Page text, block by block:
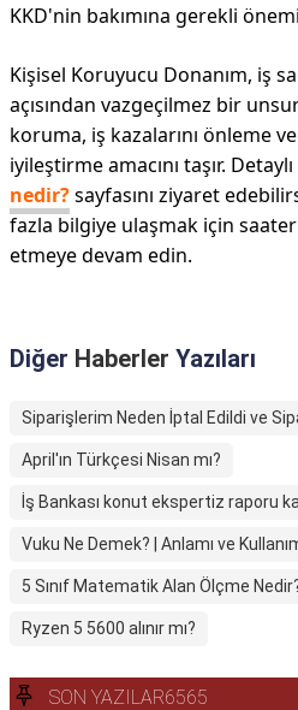
KKD'nin bakımına gerekli
Kişisel Koruyucu Donanım, iş
açısından vazgeçilmez bir
koruma, iş kazalarını önleme
iyileştirme amacını taşır.
nedir?sayfasını ziyaret
fazla bilgiye ulaşmak için
etmeye devam edin.
Diğer Haberler Yazıları
Siparişlerim Neden İptal Edildi ve
April'ın Türkçesi Nisan mı?
İş Bankası konut ekspertiz raporu
Vuku Ne Demek? | Anlamı ve
5 Sınıf Matematik Alan Ölçme
Ryzen 5 5600 alınır mı?
SON YAZILAR6565